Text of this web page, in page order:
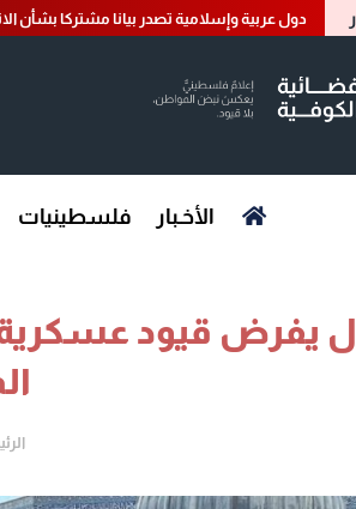
دول عربية وإسلامية تصدر بيانا مشتركا بشأن
الأخـبار فلسطينيات
يفرض قيود